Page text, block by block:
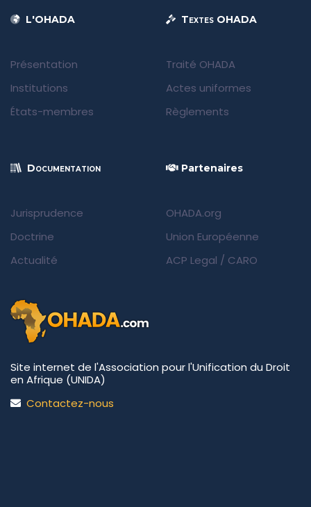
L'OHADA
Présentation
Institutions
États-membres
Textes OHADA
Traité OHADA
Actes uniformes
Règlements
Documentation
Jurisprudence
Doctrine
Actualité
Partenaires
OHADA.org
Union Européenne
ACP Legal / CARO
Site internet de l'Association pour l'Unification du Droit
en Afrique (UNIDA)
Contactez-nous